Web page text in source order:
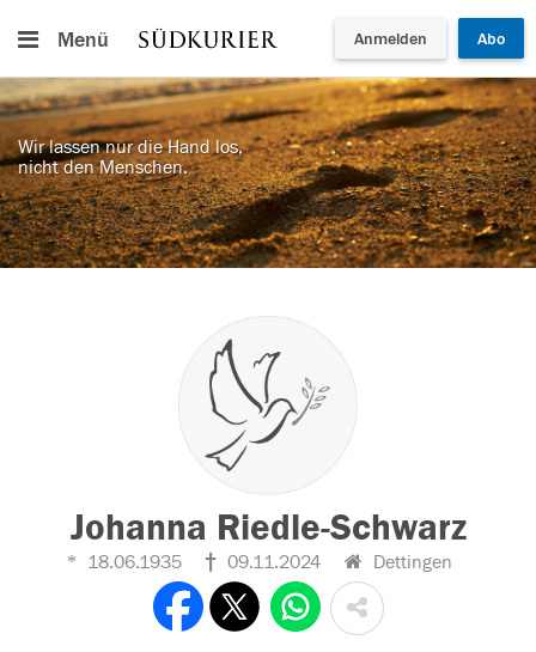
Menü Anmelden Abo
Wir lassen nur die Hand los,
nicht den Menschen.
Johanna Riedle-Schwarz
18.06.1935 09.11.2024 Dettingen